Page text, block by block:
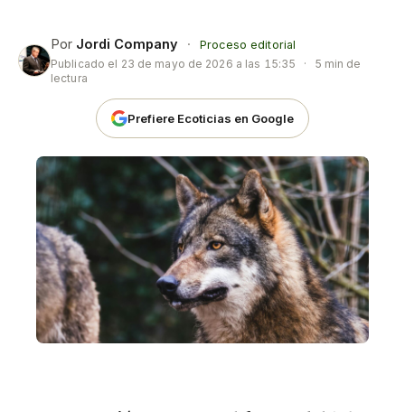
Por Jordi Company ·
Proceso editorial
Publicado el 23 de mayo de 2026 a las 15:35 ·
5 min de
lectura
Prefiere Ecoticias en Google